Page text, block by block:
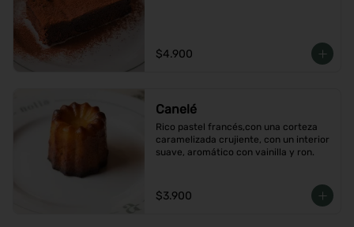
$4.900
Canelé
Rico pastel francés,con una corteza
caramelizada crujiente, con un interior
suave, aromático con vainilla y ron.
$3.900